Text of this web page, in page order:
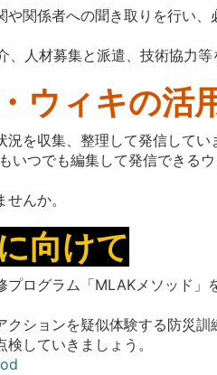
関係者への聞き取りを行い、
人材募集と派遣、技術協力等
ウィキの活
を収集、整理して発信してい
いつでも編集して発信できるウ
んか。
向けて
ログラム「MLAKメソッド」
ションを疑似体験する防災訓
していきましょう。